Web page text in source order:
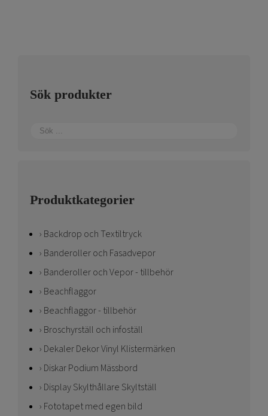
Sök produkter
Produktkategorier
Backdrop och Textiltryck
Banderoller och Fasadvepor
Banderoller och Vepor - tillbehör
Beachflaggor
Beachflaggor - tillbehör
Broschyrställ och infoställ
Dekaler Dekor Vinyl Klistermärken
Diskar Podium Mässbord
Display Skylthållare Skyltställ
Fototapet med egen bild